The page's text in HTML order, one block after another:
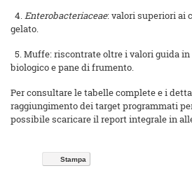
4.Enterobacteriaceae: valori superiori ai
gelato.
5. Muffe: riscontrate oltre i valori guida
biologico e pane di frumento.
Per consultare le tabelle complete e i
raggiungimento dei target programmati
possibile scaricare il report integrale in
Stampa